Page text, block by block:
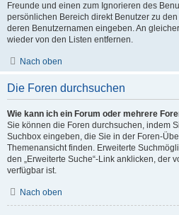
Freunde und einen zum Ignorieren des
persönlichen Bereich direkt Benutzer zu
deren Benutzernamen eingeben. An
wieder von den Listen entfernen.
Nach oben
Die Foren durchsuchen
Wie kann ich ein Forum oder mehrere
Sie können die Foren durchsuchen, indem
Suchbox eingeben, die Sie in der Foren-
Themenansicht finden. Erweiterte
den „Erweiterte Suche“-Link anklicken, der
verfügbar ist.
Nach oben